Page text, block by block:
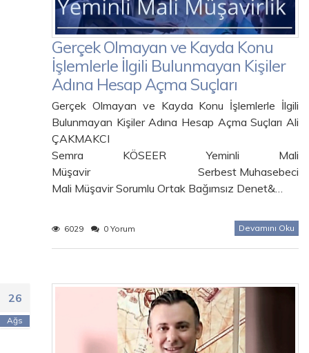
Gerçek Olmayan ve Kayda Konu
İşlemlerle İlgili Bulunmayan Kişiler
Adına Hesap Açma Suçları
Gerçek Olmayan ve Kayda Konu İşlemlerle İlgili
Bulunmayan Kişiler Adına Hesap Açma Suçları Ali
ÇAKMAKCI
Semra KÖSEER Yeminli Mali
Müşavir Serbest Muhasebeci
Mali Müşavir Sorumlu Ortak Bağımsız Denet&…
6029 0 Yorum Devamını Oku
26
Ağs